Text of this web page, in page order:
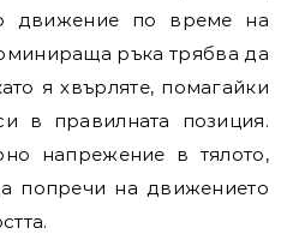
движение по време на
ръка трябва да
я хвърляте, помагайки
в правилната позиция.
напрежение в тялото,
попречи на движението